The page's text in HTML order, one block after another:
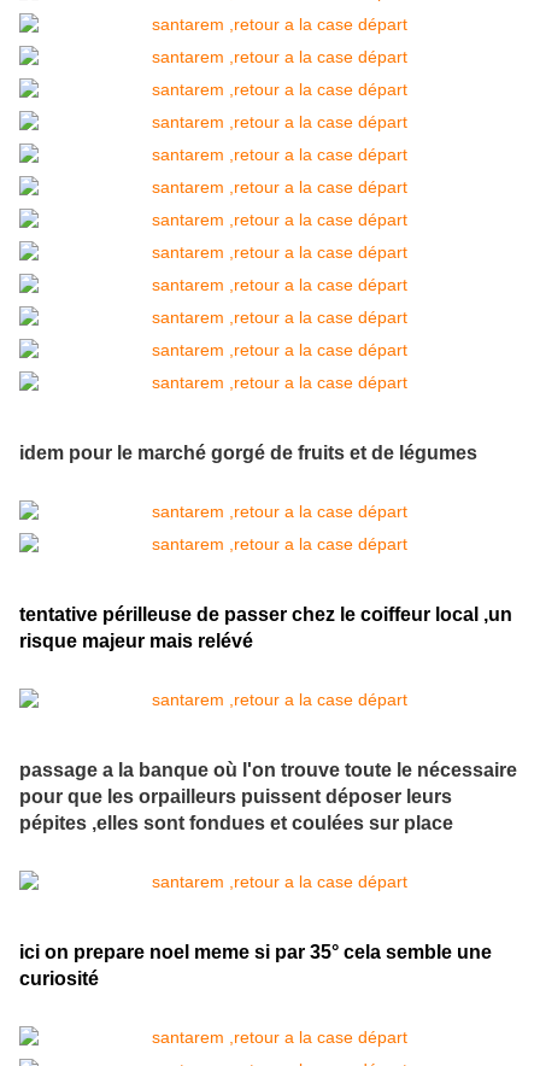
idem pour le marché gorgé de fruits et de légumes
tentative périlleuse de passer chez le coiffeur local ,un
risque majeur mais relévé
passage a la banque où l'on trouve toute le nécessaire
pour que les orpailleurs puissent déposer leurs
pépites ,elles sont fondues et coulées sur place
ici on prepare noel meme si par 35° cela semble une
curiosité